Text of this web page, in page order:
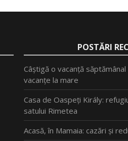
POSTĂRI
Câștigă o vacanță
vacanțe la mare
Casa de Oaspeți Király:
satului Rimetea
Acasă, în Mamaia: cazări și